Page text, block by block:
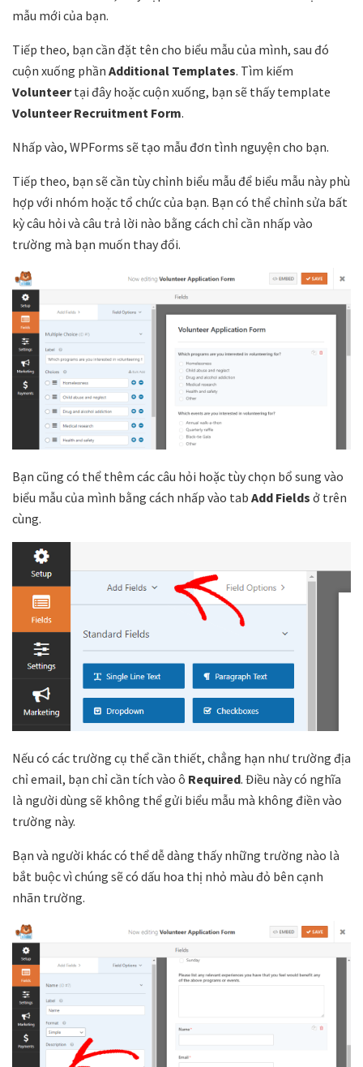
mẫu mới của bạn.
Tiếp theo, bạn cần đặt tên cho biểu mẫu của mình, sau đó
cuộn xuống phần Additional Templates. Tìm kiếm
Volunteertại đây hoặc cuộn xuống, bạn sẽ thấy template
Volunteer Recruitment Form.
Nhấp vào, WPForms sẽ tạo mẫu đơn tình nguyện cho bạn.
Tiếp theo, bạn sẽ cần tùy chỉnh biểu mẫu để biểu mẫu này phù
hợp với nhóm hoặc tổ chức của bạn. Bạn có thể chỉnh sửa bất
kỳ câu hỏi và câu trả lời nào bằng cách chỉ cần nhấp vào
trường mà bạn muốn thay đổi.
Bạn cũng có thể thêm các câu hỏi hoặc tùy chọn bổ sung vào
biểu mẫu của mình bằng cách nhấp vào tab Add Fields ở trên
cùng.
Nếu có các trường cụ thể cần thiết, chẳng hạn như trường địa
chỉ email, bạn chỉ cần tích vào ô Required. Điều này có nghĩa
là người dùng sẽ không thể gửi biểu mẫu mà không điền vào
trường này.
Bạn và người khác có thể dễ dàng thấy những trường nào là
bắt buộc vì chúng sẽ có dấu hoa thị nhỏ màu đỏ bên cạnh
nhãn trường.